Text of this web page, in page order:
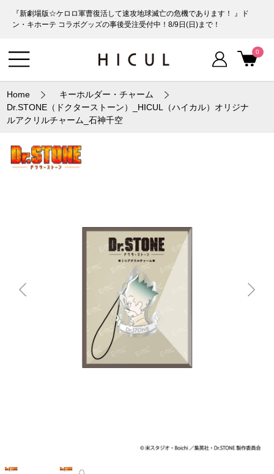
『新劇場版☆ケロロ軍曹復活して速攻地球滅亡の危機であります！ 』ド
ン・キホーテ コラボグッズの事後受注受付中！8/9日(日)まで！
0
Home
キーホルダー・チャーム
Dr.STONE（ドクターストーン）_HICUL（ハイカル）オリジナ
ルアクリルチャーム_石神千空